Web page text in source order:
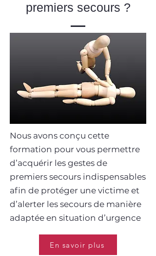
premiers secours ?
Nous avons conçu cette
formation pour vous permettre
d’acquérir les gestes de
premiers secours indispensables
afin de protéger une victime et
d’alerter les secours de manière
adaptée en situation d’urgence
En savoir plus